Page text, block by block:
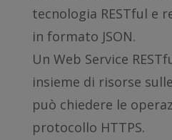
tecnologia RESTful e
in formato JSON.
Un Web Service
insieme di risorse
può chiedere le
protocollo HTTPS.